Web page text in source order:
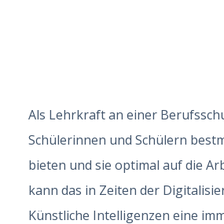
Als Lehrkraft an einer
Schülerinnen und Schülern
bieten und sie optimal auf die
kann das in Zeiten der
Künstliche Intelligenzen eine